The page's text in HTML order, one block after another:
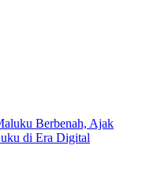
Berbenah, Ajak
di Era Digital